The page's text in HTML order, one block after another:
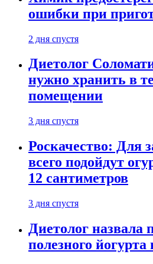
ошибки при
2 дня спустя
Диетолог
нужно хранить в
помещении
3 дня спустя
Роскачество: Для
всего подойдут
12 сантиметров
3 дня спустя
Диетолог назвала
полезного йогурта